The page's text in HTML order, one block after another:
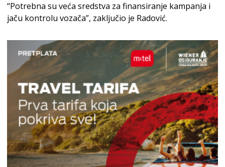
“Potrebna su veća sredstva za finansiranje kampanja i
jaču kontrolu vozača”, zaključio je Radović.